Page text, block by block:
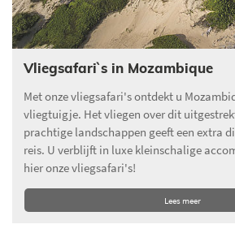
Vliegsafari`s in Mozambique
Met onze vliegsafari's ontdekt u
vliegtuigje. Het vliegen over dit
prachtige landschappen geeft een extra
reis. U verblijft in luxe kleinschalige
hier onze vliegsafari's!
Lees meer